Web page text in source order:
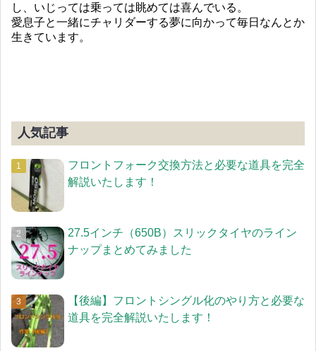
し、いじっては乗っては眺めては喜んでいる。
愛息子と一緒にチャリダーする夢に向かって毎日なんとか
生きています。
人気記事
フロントフォーク交換方法と必要な道具を完全
解説いたします！
27.5インチ（650B）スリックタイヤのライン
ナップまとめてみました
【後編】フロントシングル化のやり方と必要な
道具を完全解説いたします！